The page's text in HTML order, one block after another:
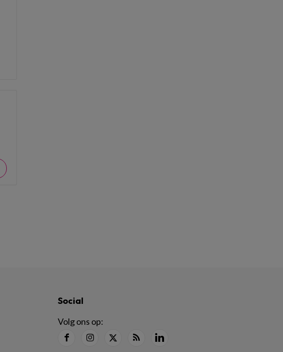
Social
Volg ons op: